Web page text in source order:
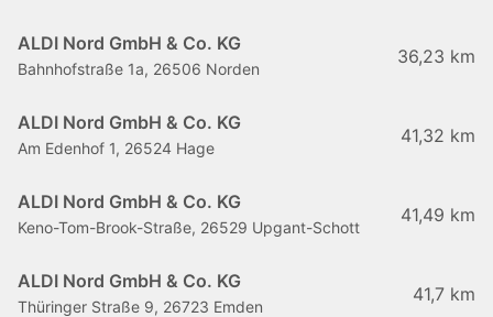
ALDI Nord GmbH & Co. KG
Bahnhofstraße 1a, 26506 Norden
36,23 km
ALDI Nord GmbH & Co. KG
Am Edenhof 1, 26524 Hage
41,32 km
ALDI Nord GmbH & Co. KG
Keno-Tom-Brook-Straße, 26529 Upgant-Schott
41,49 km
ALDI Nord GmbH & Co. KG
Thüringer Straße 9, 26723 Emden
41,7 km